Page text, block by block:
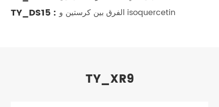
TY_DS15 : الفرق بين كرستين و isoquercetin
TY_XR9